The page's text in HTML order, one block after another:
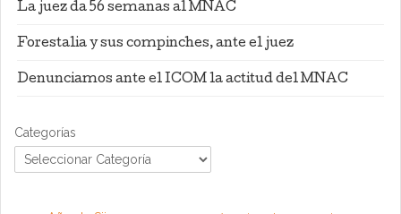
La juez da 56 semanas al MNAC
Forestalia y sus compinches, ante el juez
Denunciamos ante el ICOM la actitud del MNAC
Categorías